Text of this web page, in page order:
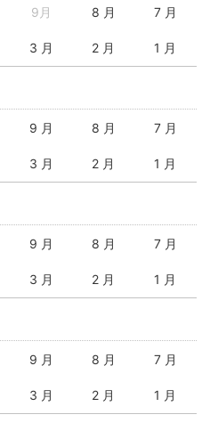
9月 8 月 7 月
3 月 2 月 1 月
9 月 8 月 7 月
3 月 2 月 1 月
9 月 8 月 7 月
3 月 2 月 1 月
9 月 8 月 7 月
3 月 2 月 1 月